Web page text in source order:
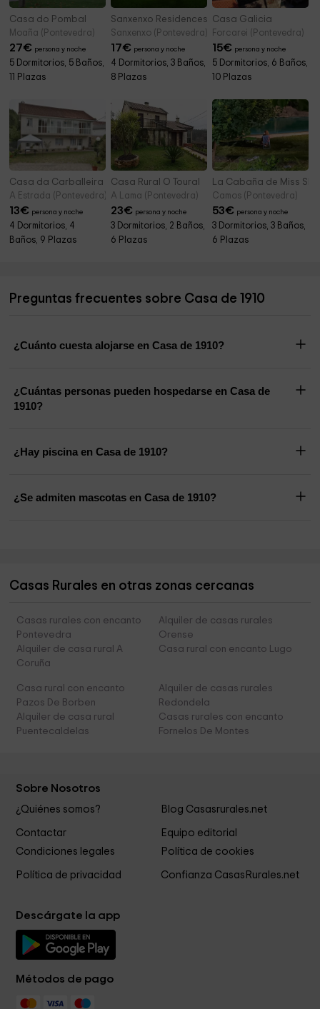
Casa do Pombal
Moaña (Pontevedra)
27€ persona y noche
5 Dormitorios, 5 Baños,
11 Plazas
Sanxenxo Residences
Sanxenxo (Pontevedra)
17€ persona y noche
4 Dormitorios, 3 Baños,
8 Plazas
Casa Galicia
Forcarei (Pontevedra)
15€ persona y noche
5 Dormitorios, 6 Baños,
10 Plazas
Casa da Carballeira
A Estrada (Pontevedra)
13€ persona y noche
4 Dormitorios, 4
Baños, 9 Plazas
Casa Rural O Toural
A Lama (Pontevedra)
23€ persona y noche
3 Dormitorios, 2 Baños,
6 Plazas
La Cabaña de Miss
Camos (Pontevedra)
53€ persona y noche
3 Dormitorios, 3 Baños,
6 Plazas
Preguntas frecuentes sobre Casa de 1910
¿Cuánto cuesta alojarse en Casa de 1910?
¿Cuántas personas pueden hospedarse en Casa de
1910?
¿Hay piscina en Casa de 1910?
¿Se admiten mascotas en Casa de 1910?
Casas Rurales en otras zonas cercanas
Casas rurales con encanto
Pontevedra
Alquiler de casas rurales
Orense
Alquiler de casa rural A
Coruña
Casa rural con encanto Lugo
Casa rural con encanto
Pazos De Borben
Alquiler de casas rurales
Redondela
Alquiler de casa rural
Puentecaldelas
Casas rurales con encanto
Fornelos De Montes
Sobre Nosotros
¿Quiénes somos? Blog Casasrurales.net
Contactar
Equipo editorial
Condiciones legales
Política de cookies
Política de privacidad Confianza CasasRurales.net
Descárgate la app
Métodos de pago